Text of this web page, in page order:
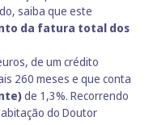
saiba que este
da fatura total dos
de um crédito
260 meses e que conta
de 1,3%. Recorrendo
do Doutor